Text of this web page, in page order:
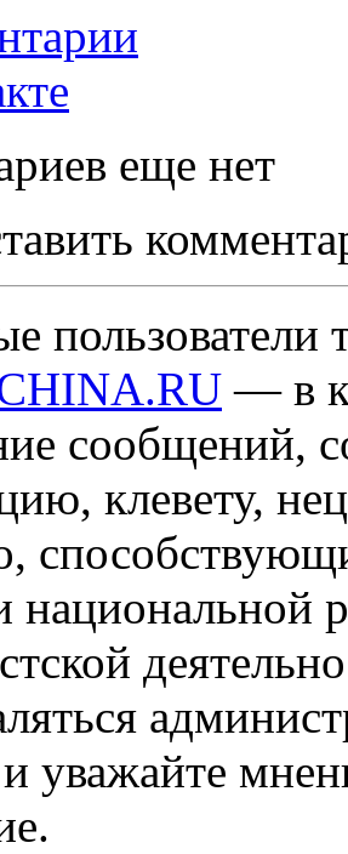
еще нет
пользователи
— в
сообщений,
клевету,
национальной
уважайте